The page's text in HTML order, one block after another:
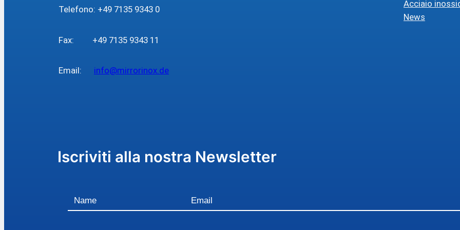
Telefono: +49 7135 9343 0
Fax: +49 7135 9343 11
Email: info@mirrorinox.de
Acciaio
News
Iscriviti alla nostra Newsletter